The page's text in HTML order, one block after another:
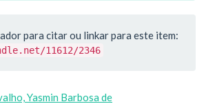
para citar ou linkar para este item:
11612/2346
Yasmin Barbosa de